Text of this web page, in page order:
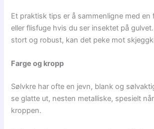
Et praktisk tips er å sammenligne med
eller flisfuge hvis du ser insektet på
stort og robust, kan det peke mot
Farge og kropp
Sølvkre har ofte en jevn, blank og
se glatte ut, nesten metalliske, spesielt
kroppen.